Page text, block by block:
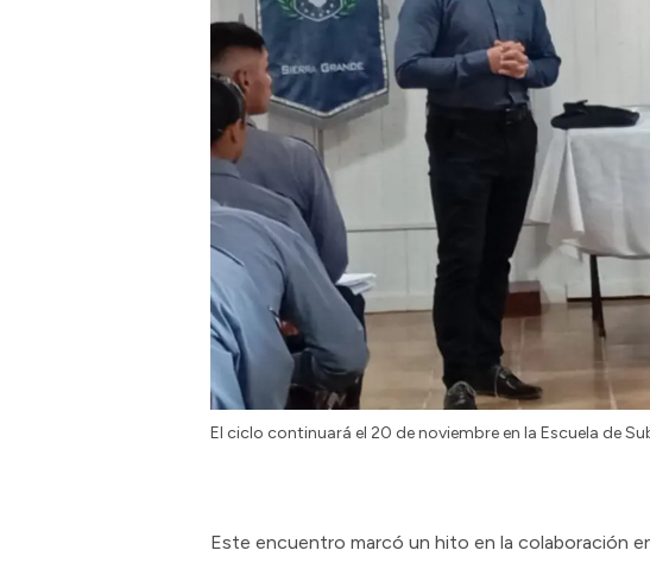
El ciclo continuará el 20 de noviembre en la Escuela de
Este encuentro marcó un hito en la colaboración